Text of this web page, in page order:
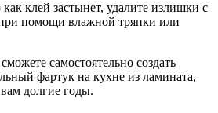
клей застынет, удалите излишки с
помощи влажной тряпки или
самостоятельно создать
фартук на кухне из ламината,
долгие годы.